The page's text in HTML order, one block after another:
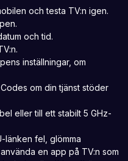
och testa TV:n igen.
och tid.
inställningar, om
om din tjänst stöder
eller till ett stabilt 5 GHz-
länken fel, glömma
en app på TV:n som